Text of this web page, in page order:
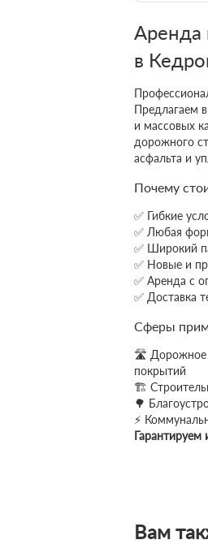
Аренда
в
Предлагаем
и массовых
дорожного
асфальта и
Почему
✅ Гибкие
✅ Любая
✅ Широкий
✅ Новые и
✅ Аренда с
✅ Доставка
Сферы
🛣 Дорожное
покрытий
🏗
🌳
⚡
Гарантируем
Вам